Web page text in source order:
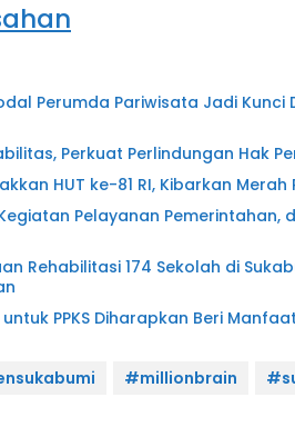
Perumda Pariwisata Jadi Kunci
Perkuat Perlindungan Hak
HUT ke-81 RI, Kibarkan Merah
Pelayanan Pemerintahan,
Rehabilitasi 174 Sekolah di
PPKS Diharapkan Beri
#millionbrain